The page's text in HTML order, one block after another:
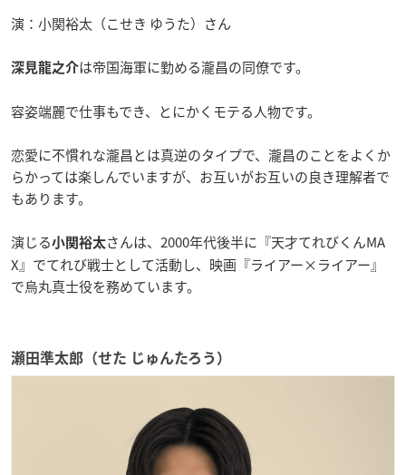
演：小関裕太（こせき ゆうた）さん
深見龍之介は帝国海軍に勤める瀧昌の同僚です。
容姿端麗で仕事もでき、とにかくモテる人物です。
恋愛に不慣れな瀧昌とは真逆のタイプで、瀧昌のことをよくか
らかっては楽しんでいますが、お互いがお互いの良き理解者で
もあります。
演じる小関裕太さんは、2000年代後半に『天才てれびくんMA
X』でてれび戦士として活動し、映画『ライアー×ライアー』
で烏丸真士役を務めています。
瀬田準太郎（せた じゅんたろう）